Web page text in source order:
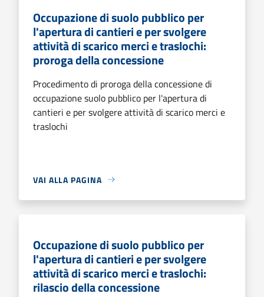
Occupazione di suolo pubblico per
l'apertura di cantieri e per svolgere
attività di scarico merci e traslochi:
proroga della concessione
Procedimento di proroga della concessione di
occupazione suolo pubblico per l'apertura di
cantieri e per svolgere attività di scarico merci e
traslochi
VAI ALLA PAGINA
Occupazione di suolo pubblico per
l'apertura di cantieri e per svolgere
attività di scarico merci e traslochi:
rilascio della concessione